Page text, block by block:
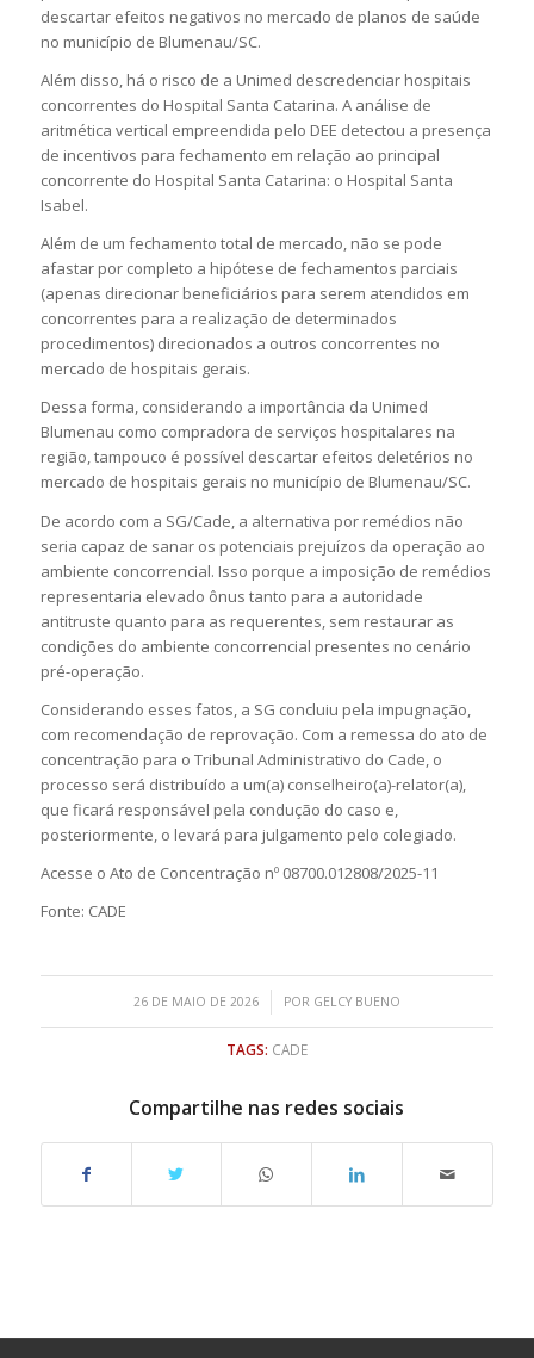
descartar efeitos negativos no mercado de planos de saúde
no município de Blumenau/SC.
Além disso, há o risco de a Unimed descredenciar hospitais
concorrentes do Hospital Santa Catarina. A análise de
aritmética vertical empreendida pelo DEE detectou a presença
de incentivos para fechamento em relação ao principal
concorrente do Hospital Santa Catarina: o Hospital Santa
Isabel.
Além de um fechamento total de mercado, não se pode
afastar por completo a hipótese de fechamentos parciais
(apenas direcionar beneficiários para serem atendidos em
concorrentes para a realização de determinados
procedimentos) direcionados a outros concorrentes no
mercado de hospitais gerais.
Dessa forma, considerando a importância da Unimed
Blumenau como compradora de serviços hospitalares na
região, tampouco é possível descartar efeitos deletérios no
mercado de hospitais gerais no município de Blumenau/SC.
De acordo com a SG/Cade, a alternativa por remédios não
seria capaz de sanar os potenciais prejuízos da operação ao
ambiente concorrencial. Isso porque a imposição de remédios
representaria elevado ônus tanto para a autoridade
antitruste quanto para as requerentes, sem restaurar as
condições do ambiente concorrencial presentes no cenário
pré-operação.
Considerando esses fatos, a SG concluiu pela impugnação,
com recomendação de reprovação. Com a remessa do ato de
concentração para o Tribunal Administrativo do Cade, o
processo será distribuído a um(a) conselheiro(a)-relator(a),
que ficará responsável pela condução do caso e,
posteriormente, o levará para julgamento pelo colegiado.
Acesse o Ato de Concentração nº 08700.012808/2025-11
Fonte: CADE
26 DE MAIO DE 2026
/ POR GELCY BUENO
TAGS: CADE
Compartilhe nas redes sociais